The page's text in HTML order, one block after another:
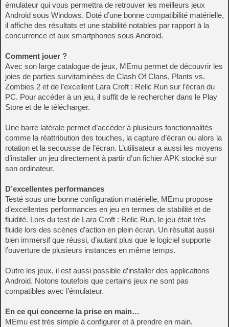
émulateur qui vous permettra de retrouver les meilleurs jeux
Android sous Windows. Doté d’une bonne compatibilité matérielle,
il affiche des résultats et une stabilité notables par rapport à la
concurrence et aux smartphones sous Android.
Comment jouer ?
Avec son large catalogue de jeux, MEmu permet de découvrir les
joies de parties survitaminées de Clash Of Clans, Plants vs.
Zombies 2 et de l’excellent Lara Croft : Relic Run sur l’écran du
PC. Pour accéder à un jeu, il suffit de le rechercher dans le Play
Store et de le télécharger.
Une barre latérale permet d’accéder à plusieurs fonctionnalités
comme la réattribution des touches, la capture d’écran ou alors la
rotation et la secousse de l’écran. L’utilisateur a aussi les moyens
d’installer un jeu directement à partir d’un fichier APK stocké sur
son ordinateur.
D’excellentes performances
Testé sous une bonne configuration matérielle, MEmu propose
d’excellentes performances en jeu en termes de stabilité et de
fluidité. Lors du test de Lara Croft : Relic Run, le jeu était très
fluide lors des scènes d’action en plein écran. Un résultat aussi
bien immersif que réussi, d’autant plus que le logiciel supporte
l’ouverture de plusieurs instances en même temps.
Outre les jeux, il est aussi possible d’installer des applications
Android. Notons toutefois que certains jeux ne sont pas
compatibles avec l’émulateur.
En ce qui concerne la prise en main…
MEmu est très simple à configurer et à prendre en main.